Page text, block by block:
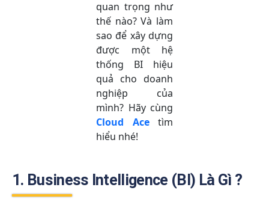
quan trọng như
thế nào? Và làm
sao để xây dựng
được một hệ
thống BI hiệu
quả cho doanh
nghiệp của
mình? Hãy cùng
Cloud Acetìm
hiểu nhé!
1. Business Intelligence (BI) Là Gì ?